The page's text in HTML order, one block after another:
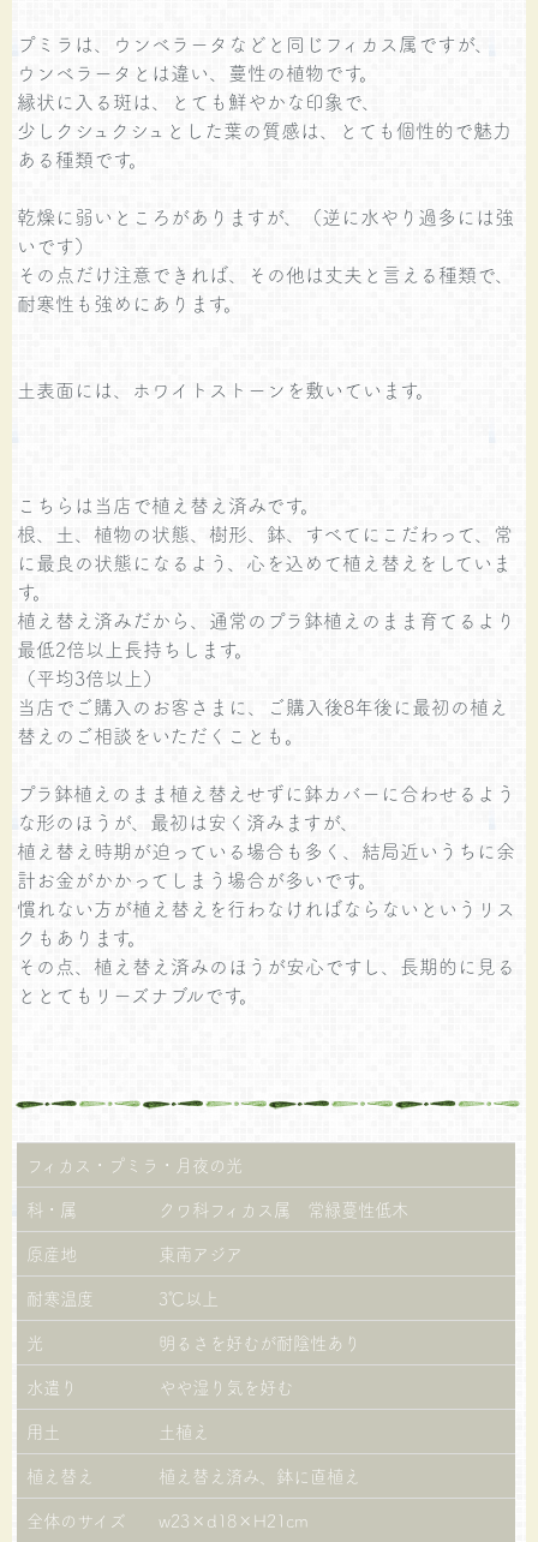
プミラは、ウンベラータなどと同じフィカス属ですが、
ウンベラータとは違い、蔓性の植物です。
縁状に入る斑は、とても鮮やかな印象で、
少しクシュクシュとした葉の質感は、とても個性的で魅力
ある種類です。
乾燥に弱いところがありますが、（逆に水やり過多には強
いです）
その点だけ注意できれば、その他は丈夫と言える種類で、
耐寒性も強めにあります。
土表面には、ホワイトストーンを敷いています。
こちらは当店で植え替え済みです。
根、土、植物の状態、樹形、鉢、すべてにこだわって、常
に最良の状態になるよう、心を込めて植え替えをしていま
す。
植え替え済みだから、通常のプラ鉢植えのまま育てるより
最低2倍以上長持ちします。
（平均3倍以上）
当店でご購入のお客さまに、ご購入後8年後に最初の植え
替えのご相談をいただくことも。
プラ鉢植えのまま植え替えせずに鉢カバーに合わせるよう
な形のほうが、最初は安く済みますが、
植え替え時期が迫っている場合も多く、結局近いうちに余
計お金がかかってしまう場合が多いです。
慣れない方が植え替えを行わなければならないというリス
クもあります。
その点、植え替え済みのほうが安心ですし、長期的に見る
ととてもリーズナブルです。
フィカス・プミラ・月夜の光
科・属
クワ科フィカス属 常緑蔓性低木
原産地
東南アジア
耐寒温度
3℃以上
光
明るさを好むが耐陰性あり
水遣り
やや湿り気を好む
用土
土植え
植え替え
植え替え済み、鉢に直植え
全体のサイズ
w23×d18×H21cm